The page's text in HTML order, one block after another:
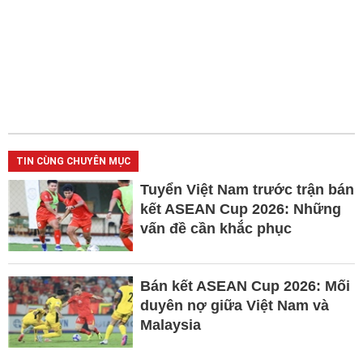
TIN CÙNG CHUYÊN MỤC
Tuyển Việt Nam trước trận bán
kết ASEAN Cup 2026: Những
vấn đề cần khắc phục
Bán kết ASEAN Cup 2026: Mối
duyên nợ giữa Việt Nam và
Malaysia